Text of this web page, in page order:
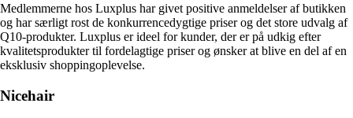
Medlemmerne hos Luxplus har givet positive anmeldelser af butikken
og har særligt rost de konkurrencedygtige priser og det store udvalg af
Q10-produkter. Luxplus er ideel for kunder, der er på udkig efter
kvalitetsprodukter til fordelagtige priser og ønsker at blive en del af en
eksklusiv shoppingoplevelse.
Nicehair